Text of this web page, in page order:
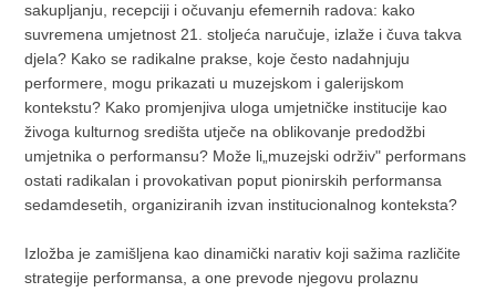
sakupljanju, recepciji i očuvanju efemernih radova: kako
suvremena umjetnost 21. stoljeća naručuje, izlaže i čuva takva
djela? Kako se radikalne prakse, koje često nadahnjuju
performere, mogu prikazati u muzejskom i galerijskom
kontekstu? Kako promjenjiva uloga umjetničke institucije kao
živoga kulturnog središta utječe na oblikovanje predodžbi
umjetnika o performansu? Može li„muzejski održiv" performans
ostati radikalan i provokativan poput pionirskih performansa
sedamdesetih, organiziranih izvan institucionalnog konteksta?
Izložba je zamišljena kao dinamički narativ koji sažima različite
strategije performansa, a one prevode njegovu prolaznu